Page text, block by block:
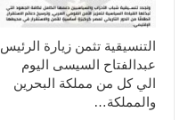
التنسيقية تثمن زيارة الرئيس
عبدالفتاح السيسى اليوم
الي كل من مملكة البحرين
والمملكة…